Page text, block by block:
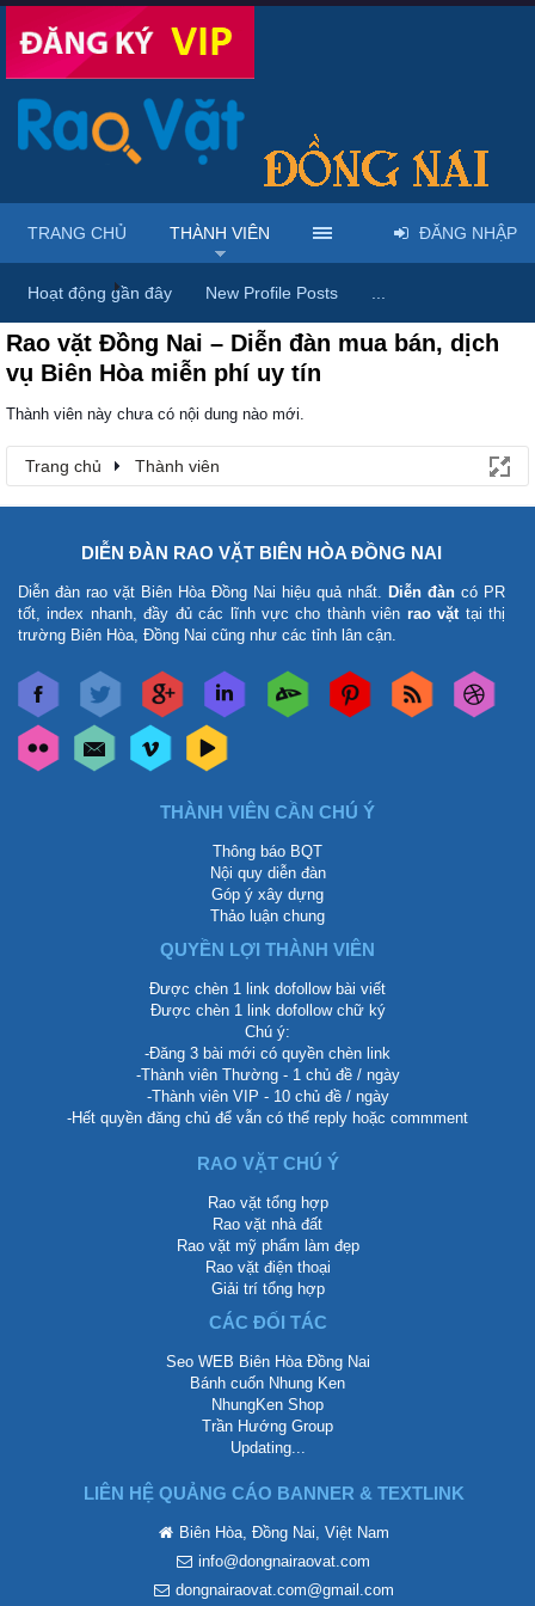
Trang chủ Thành viên
Rao vặt Đồng Nai – Diễn đàn mua bán, dịch
vụ Biên Hòa miễn phí uy tín
Thành viên này chưa có nội dung nào mới.
Trang chủ Thành viên
TRANG CHỦ THÀNH VIÊN
Hoạt động gần đây New Profile Posts
ĐĂNG NHẬP
DIỄN ĐÀN RAO VẶT BIÊN HÒA ĐỒNG NAI
Diễn đàn rao vặt Biên Hòa Đồng Nai hiệu quả nhất. Diễn đàn có PR
tốt, index nhanh, đầy đủ các lĩnh vực cho thành viên rao vặttại thị
trường Biên Hòa, Đồng Nai cũng như các tỉnh lân cận.
THÀNH VIÊN CẦN CHÚ Ý
Thông báo BQT
Nội quy diễn đàn
Góp ý xây dựng
Thảo luận chung
QUYỀN LỢI THÀNH VIÊN
Được chèn 1 link dofollow bài viết
Được chèn 1 link dofollow chữ ký
Chú ý:
-Đăng 3 bài mới có quyền chèn link
-Thành viên Thường - 1 chủ đề / ngày
-Thành viên VIP - 10 chủ đề / ngày
-Hết quyền đăng chủ để vẫn có thể reply hoặc commment
RAO VẶT CHÚ Ý
Rao vặt tổng hợp
Rao vặt nhà đất
Rao vặt mỹ phẩm làm đẹp
Rao vặt điện thoại
Giải trí tổng hợp
CÁC ĐỐI TÁC
Seo WEB Biên Hòa Đồng Nai
Bánh cuốn Nhung Ken
NhungKen Shop
Trần Hướng Group
Updating...
LIÊN HỆ QUẢNG CÁO BANNER & TEXTLINK
Biên Hòa, Đồng Nai, Việt Nam
info@dongnairaovat.com
dongnairaovat.com@gmail.com